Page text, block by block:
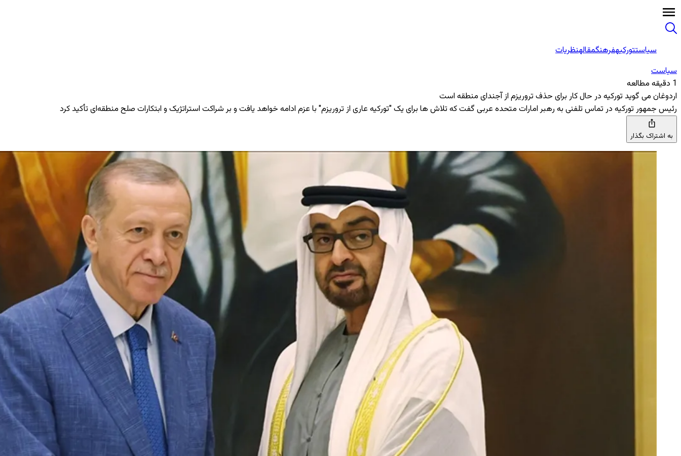
سیاستتورکیهفرهنگمقالهنظریات
سیاست
1 دقیقه مطالعه
اردوغان می گوید تورکیه در حال کار برای حذف تروریزم از آجندای منطقه است
رئیس ‌جمهور تورکیه در تماس تلفنی به رهبر امارات متحده عربی گفت که تلاش‌ ها برای یک "تورکیه عاری از تروریزم" با عزم ادامه خواهد یافت و بر شراکت استراتژیک و ابتکارات صلح منطقه‌ای تأکید کرد
به اشتراک بگذار